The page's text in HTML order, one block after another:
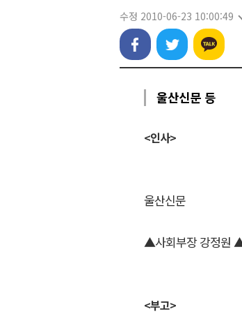
수정 2010-06-23 10:00:49
울산신문 등
<인사>
울산신문
▲사회부장 강정원
<부고>